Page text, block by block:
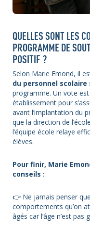
QUELLES SONT LES
PROGRAMME DE
POSITIF ?
Selon Marie Emond, il
du personnel
programme. Un vote
établissement pour
avant l’implantation du
que la direction de
l’équipe école relaye
élèves.
Pour finir, Marie
conseils :
👉 Ne jamais penser
comportements qu’on
âgés car l’âge n’est pas